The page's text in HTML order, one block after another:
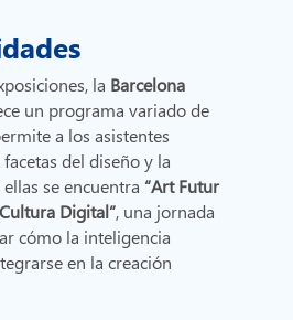
la Barcelona
un programa variado de
a los asistentes
del diseño y la
se encuentra“Art Futur
Digital”, una jornada
cómo la inteligencia
en la creación